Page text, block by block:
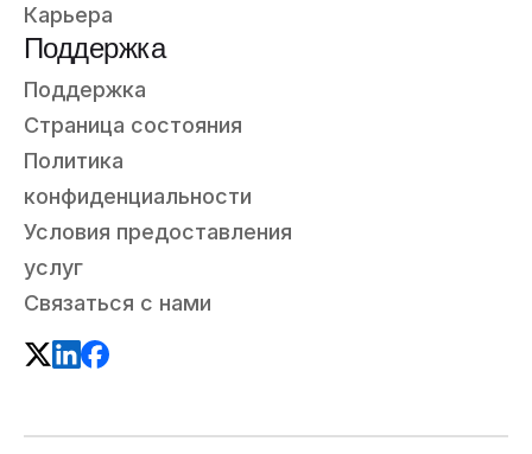
Карьера
Поддержка
Поддержка
Страница состояния
Политика
конфиденциальности
Условия предоставления
услуг
Связаться с нами